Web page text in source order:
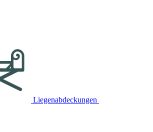
Liegenabdeckungen